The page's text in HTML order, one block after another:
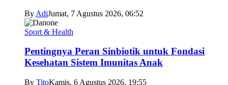
By AdiJumat, 7 Agustus 2026, 06:52
Sport & Health
Pentingnya Peran Sinbiotik untuk Fondasi
Kesehatan Sistem Imunitas Anak
By TitoKamis, 6 Agustus 2026, 19:55